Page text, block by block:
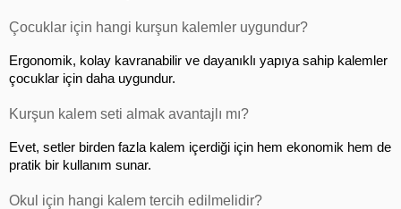
Çocuklar için hangi kurşun kalemler uygundur?
Ergonomik, kolay kavranabilir ve dayanıklı yapıya sahip kalemler
çocuklar için daha uygundur.
Kurşun kalem seti almak avantajlı mı?
Evet, setler birden fazla kalem içerdiği için hem ekonomik hem de
pratik bir kullanım sunar.
Okul için hangi kalem tercih edilmelidir?